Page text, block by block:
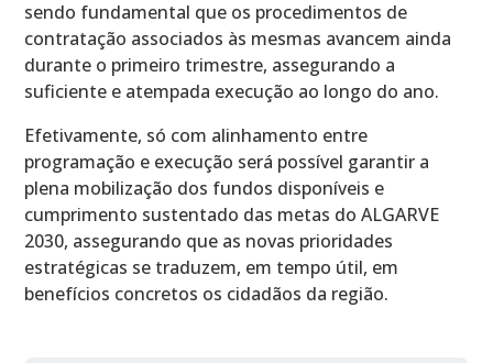
sendo fundamental que os procedimentos de
contratação associados às mesmas avancem ainda
durante o primeiro trimestre, assegurando a
suficiente e atempada execução ao longo do ano.
Efetivamente, só com alinhamento entre
programação e execução será possível garantir a
plena mobilização dos fundos disponíveis e
cumprimento sustentado das metas do ALGARVE
2030, assegurando que as novas prioridades
estratégicas se traduzem, em tempo útil, em
benefícios concretos os cidadãos da região.